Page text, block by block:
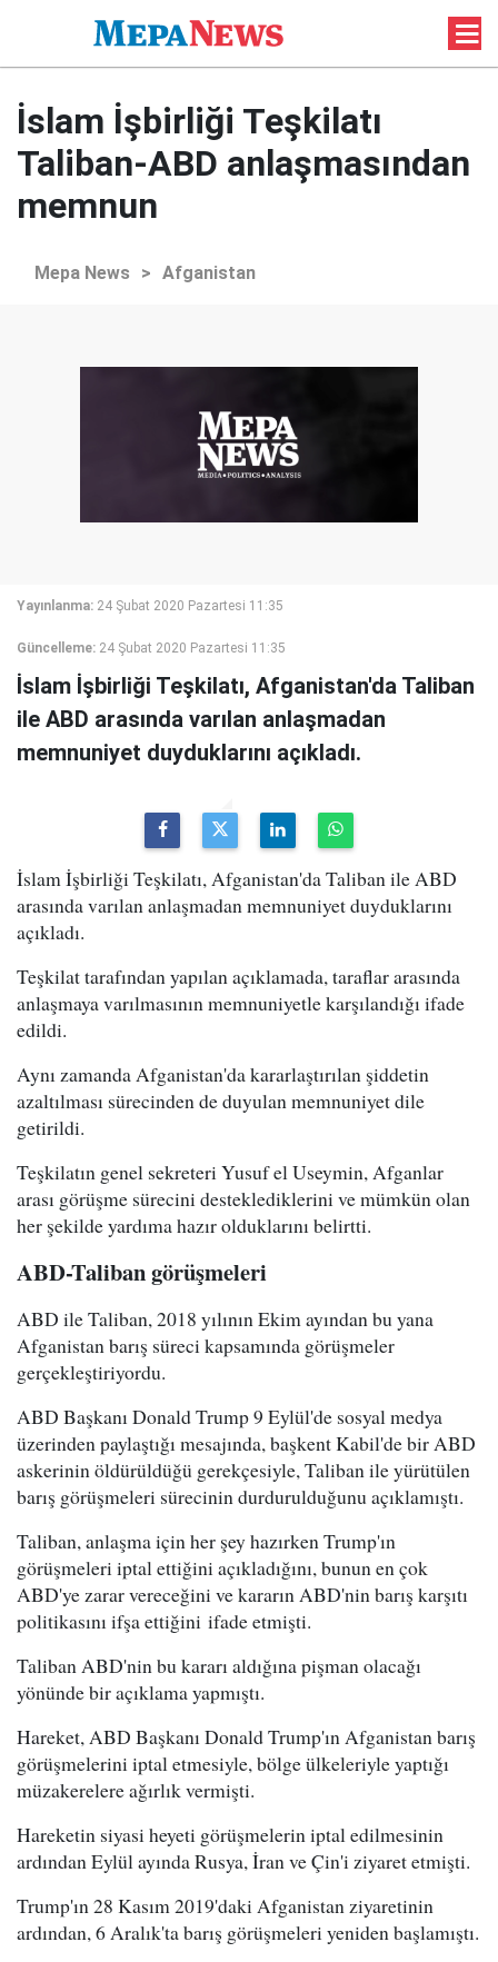
İslam İşbirliği Teşkilatı
Taliban-ABD anlaşmasından
memnun
Mepa News > Afganistan
Yayınlanma: 24 Şubat 2020 Pazartesi 11:35
Güncelleme: 24 Şubat 2020 Pazartesi 11:35
İslam İşbirliği Teşkilatı, Afganistan'da Taliban
ile ABD arasında varılan anlaşmadan
memnuniyet duyduklarını açıkladı.
İslam İşbirliği Teşkilatı, Afganistan'da Taliban ile ABD
arasında varılan anlaşmadan memnuniyet duyduklarını
açıkladı.
Teşkilat tarafından yapılan açıklamada, taraflar arasında
anlaşmaya varılmasının memnuniyetle karşılandığı ifade
edildi.
Aynı zamanda Afganistan'da kararlaştırılan şiddetin
azaltılması sürecinden de duyulan memnuniyet dile
getirildi.
Teşkilatın genel sekreteri Yusuf el Useymin, Afganlar
arası görüşme sürecini desteklediklerini ve mümkün olan
her şekilde yardıma hazır olduklarını belirtti.
ABD-Taliban görüşmeleri
ABD ile Taliban, 2018 yılının Ekim ayından bu yana
Afganistan barış süreci kapsamında görüşmeler
gerçekleştiriyordu.
ABD Başkanı Donald Trump 9 Eylül'de sosyal medya
üzerinden paylaştığı mesajında, başkent Kabil'de bir ABD
askerinin öldürüldüğü gerekçesiyle, Taliban ile yürütülen
barış görüşmeleri sürecinin durdurulduğunu açıklamıştı.
Taliban, anlaşma için her şey hazırken Trump'ın
görüşmeleri iptal ettiğini açıkladığını, bunun en çok
ABD'ye zarar vereceğini ve kararın ABD'nin barış karşıtı
politikasını ifşa ettiğini ifade etmişti.
Taliban ABD'nin bu kararı aldığına pişman olacağı
yönünde bir açıklama yapmıştı.
Hareket, ABD Başkanı Donald Trump'ın Afganistan barış
görüşmelerini iptal etmesiyle, bölge ülkeleriyle yaptığı
müzakerelere ağırlık vermişti.
Hareketin siyasi heyeti görüşmelerin iptal edilmesinin
ardından Eylül ayında Rusya, İran ve Çin'i ziyaret etmişti.
Trump'ın 28 Kasım 2019'daki Afganistan ziyaretinin
ardından, 6 Aralık'ta barış görüşmeleri yeniden başlamıştı.